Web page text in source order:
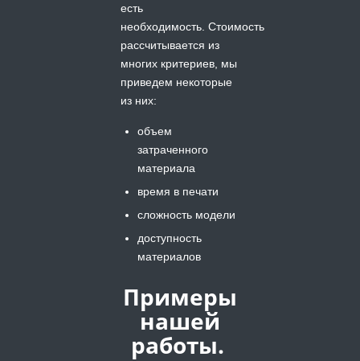
есть
необходимость. Стоимость
рассчитывается из
многих критериев, мы
приведем некоторые
из них:
объем
затраченного
материала
время в печати
сложность модели
доступность
материалов
Примеры
нашей
работы.